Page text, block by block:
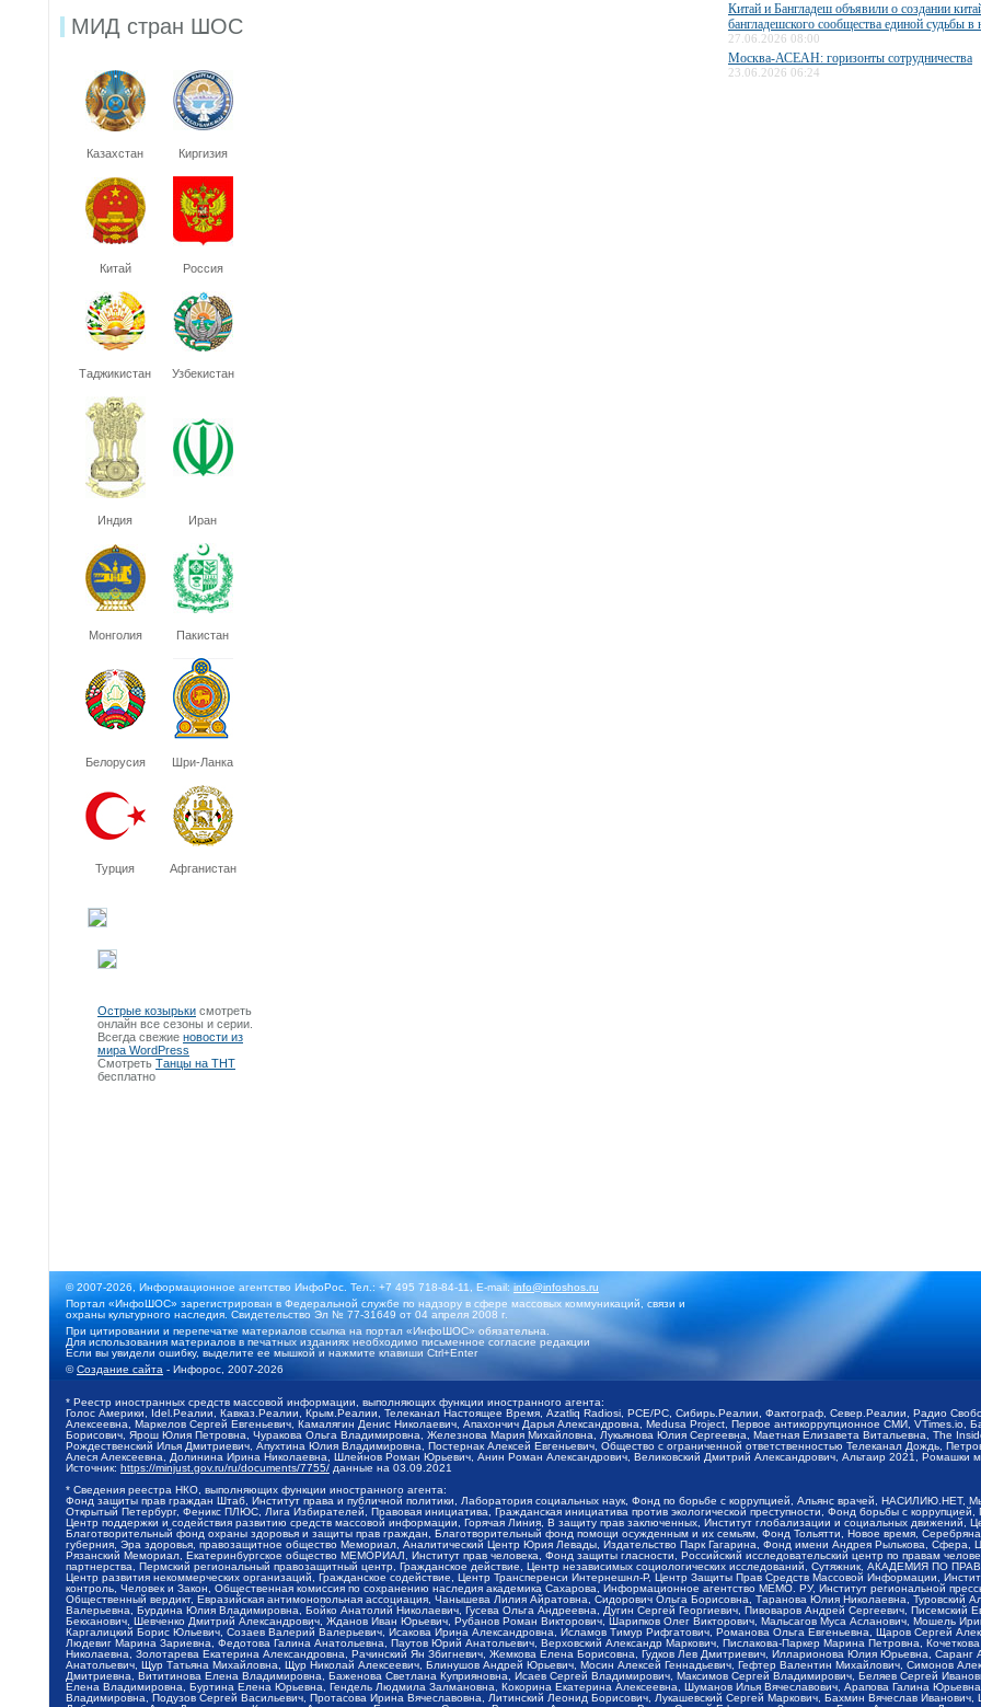
МИД стран ШОС
Казахстан Киргизия
Китай Россия
Таджикистан Узбекистан
Индия Иран
Монголия Пакистан
Белорусия Шри-Ланка
Турция Афганистан
Острые козырьки смотреть
онлайн все сезоны и серии.
Всегда свежие новости из
мира WordPress
Смотреть Танцы на ТНТ
бесплатно
Китай и Бангладеш объявили о создании
бангладешского сообщества единой судьбы
27.06.2026 08:00
Москва-АСЕАН: горизонты сотрудничества
23.06.2026 06:24
© 2007-2026, Информационное агентство ИнфоРос. Тел.: +7 495 718-84-11, E-mail:info@infoshos.ru
Портал «ИнфоШОС» зарегистрирован в Федеральной службе по надзору в сфере массовых коммуникаций, связи и
охраны культурного наследия. Свидетельство Эл № 77-31649 от 04 апреля 2008 г.
При цитировании и перепечатке материалов ссылка на портал «ИнфоШОС» обязательна.
Для использования материалов в печатных изданиях необходимо письменное согласие редакции
Если вы увидели ошибку, выделите ее мышкой и нажмите клавиши Ctrl+Enter
©Создание сайта - Инфорос, 2007-2026
* Реестр иностранных средств массовой информации, выполняющих функции иностранного агента:
Голос Америки, Idel.Реалии, Кавказ.Реалии, Крым.Реалии, Телеканал Настоящее Время, Azatliq Radiosi, PCE/PC, Сибирь.Реалии, Фактограф, Север.Реалии, Радио
Алексеевна, Маркелов Сергей Евгеньевич, Камалягин Денис Николаевич, Апахончич Дарья Александровна, Medusa Project, Первое антикоррупционное СМИ,
Борисович, Ярош Юлия Петровна, Чуракова Ольга Владимировна, Железнова Мария Михайловна, Лукьянова Юлия Сергеевна, Маетная Елизавета Витальевна, The
Рождественский Илья Дмитриевич, Апухтина Юлия Владимировна, Постернак Алексей Евгеньевич, Общество с ограниченной ответственностью Телеканал Дождь,
Алеся Алексеевна, Долинина Ирина Николаевна, Шлейнов Роман Юрьевич, Анин Роман Александрович, Великовский Дмитрий Александрович, Альтаир 2021, Ромашки
Источник: https://minjust.gov.ru/ru/documents/7755/ данные на 03.09.2021
* Сведения реестра НКО, выполняющих функции иностранного агента:
Фонд защиты прав граждан Штаб, Институт права и публичной политики, Лаборатория социальных наук, Фонд по борьбе с коррупцией, Альянс врачей,
Открытый Петербург, Феникс ПЛЮС, Лига Избирателей, Правовая инициатива, Гражданская инициатива против экологической преступности, Фонд борьбы с
Центр поддержки и содействия развитию средств массовой информации, Горячая Линия, В защиту прав заключенных, Институт глобализации и социальных
Благотворительный фонд охраны здоровья и защиты прав граждан, Благотворительный фонд помощи осужденным и их семьям, Фонд Тольятти, Новое время,
губерния, Эра здоровья, правозащитное общество Мемориал, Аналитический Центр Юрия Левады, Издательство Парк Гагарина, Фонд имени Андрея Рылькова,
Рязанский Мемориал, Екатеринбургское общество МЕМОРИАЛ, Институт прав человека, Фонд защиты гласности, Российский исследовательский центр по правам
партнерства, Пермский региональный правозащитный центр, Гражданское действие, Центр независимых социологических исследований, Сутяжник, АКАДЕМИЯ ПО
Центр развития некоммерческих организаций, Гражданское содействие, Центр Трансперенси Интернешнл-Р, Центр Защиты Прав Средств Массовой Информации,
контроль, Человек и Закон, Общественная комиссия по сохранению наследия академика Сахарова, Информационное агентство МЕМО. РУ, Институт региональной
Общественный вердикт, Евразийская антимонопольная ассоциация, Чанышева Лилия Айратовна, Сидорович Ольга Борисовна, Таранова Юлия Николаевна, Туровский
Валерьевна, Бурдина Юлия Владимировна, Бойко Анатолий Николаевич, Гусева Ольга Андреевна, Дугин Сергей Георгиевич, Пивоваров Андрей Сергеевич, Писемский
Бекханович, Шевченко Дмитрий Александрович, Жданов Иван Юрьевич, Рубанов Роман Викторович, Шарипков Олег Викторович, Мальсагов Муса Асланович, Мошель
Каргалицкий Борис Юльевич, Созаев Валерий Валерьевич, Исакова Ирина Александровна, Исламов Тимур Рифгатович, Романова Ольга Евгеньевна, Щаров Сергей
Людевиг Марина Зариевна, Федотова Галина Анатольевна, Паутов Юрий Анатольевич, Верховский Александр Маркович, Пислакова-Паркер Марина Петровна,
Николаевна, Золотарева Екатерина Александровна, Рачинский Ян Збигневич, Жемкова Елена Борисовна, Гудков Лев Дмитриевич, Илларионова Юлия Юрьевна,
Анатольевич, Щур Татьяна Михайловна, Щур Николай Алексеевич, Блинушов Андрей Юрьевич, Мосин Алексей Геннадьевич, Гефтер Валентин Михайлович, Симонов
Дмитриевна, Вититинова Елена Владимировна, Баженова Светлана Куприяновна, Исаев Сергей Владимирович, Максимов Сергей Владимирович, Беляев Сергей
Елена Владимировна, Буртина Елена Юрьевна, Гендель Людмила Залмановна, Кокорина Екатерина Алексеевна, Шуманов Илья Вячеславович, Арапова Галина
Владимировна, Подузов Сергей Васильевич, Протасова Ирина Вячеславовна, Литинский Леонид Борисович, Лукашевский Сергей Маркович, Бахмин Вячеслав